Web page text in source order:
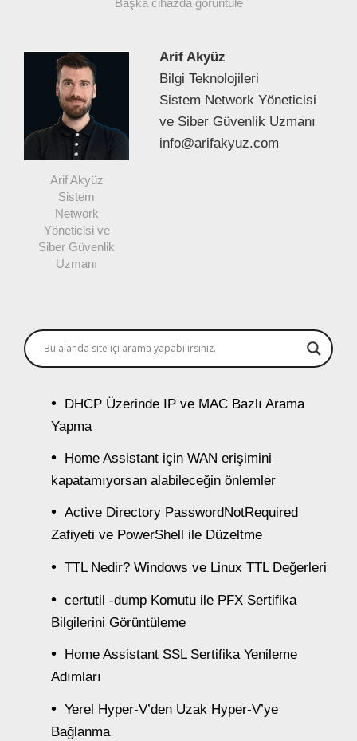
Arif Akyüz
Sistem
Network
Yöneticisi ve
Siber Güvenlik
Uzmanı
Arif Akyüz
Bilgi Teknolojileri
Sistem Network Yöneticisi
ve Siber Güvenlik Uzmanı
info@arifakyuz.com
DHCP Üzerinde IP ve MAC Bazlı Arama
Yapma
Home Assistant için WAN erişimini
kapatamıyorsan alabileceğin önlemler
Active Directory PasswordNotRequired
Zafiyeti ve PowerShell ile Düzeltme
TTL Nedir? Windows ve Linux TTL Değerleri
certutil -dump Komutu ile PFX Sertifika
Bilgilerini Görüntüleme
Home Assistant SSL Sertifika Yenileme
Adımları
Yerel Hyper-V’den Uzak Hyper-V’ye
Bağlanma